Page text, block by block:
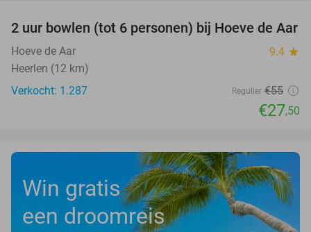
50%
2 uur bowlen (tot 6 personen) bij Hoeve de Aar
Hoeve de Aar 9.4 star
Heerlen (12 km)
Verkocht: 1.287
Regulier €55
€27,50
Win gratis
een droomreis